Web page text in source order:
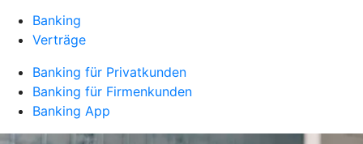
Banking
Verträge
Banking für Privatkunden
Banking für Firmenkunden
Banking App